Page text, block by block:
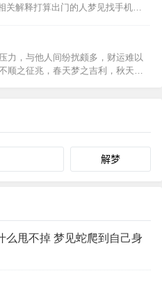
关解释打算出门的人梦见找手机，
了但是…
力，与他人间纷扰颇多，财运难以
顺之征兆，春天梦之吉利，秋天梦
么甩不掉 梦见蛇爬到自己身